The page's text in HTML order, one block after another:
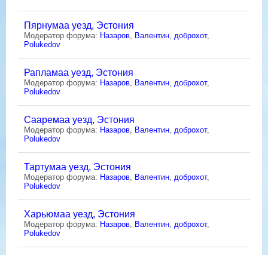
Пярнумаа уезд, Эстония
Модератор форума: Назаров Валентин доброхот,
Polukedov
Рапламаа уезд, Эстония
Модератор форума: Назаров Валентин доброхот,
Polukedov
Сааремаа уезд, Эстония
Модератор форума: Назаров Валентин доброхот,
Polukedov
Тартумаа уезд, Эстония
Модератор форума: Назаров Валентин доброхот,
Polukedov
Харьюмаа уезд, Эстония
Модератор форума: Назаров Валентин доброхот,
Polukedov